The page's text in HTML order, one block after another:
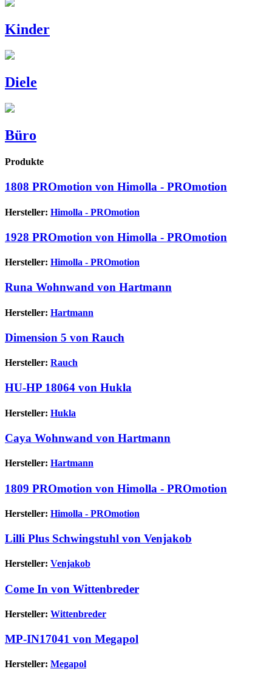
Kinder
Diele
Büro
Produkte
1808 PROmotion von Himolla - PROmotion
Hersteller: Himolla - PROmotion
1928 PROmotion von Himolla - PROmotion
Hersteller: Himolla - PROmotion
Runa Wohnwand von Hartmann
Hersteller: Hartmann
Dimension 5 von Rauch
Hersteller: Rauch
HU-HP 18064 von Hukla
Hersteller: Hukla
Caya Wohnwand von Hartmann
Hersteller: Hartmann
1809 PROmotion von Himolla - PROmotion
Hersteller: Himolla - PROmotion
Lilli Plus Schwingstuhl von Venjakob
Hersteller: Venjakob
Come In von Wittenbreder
Hersteller: Wittenbreder
MP-IN17041 von Megapol
Hersteller: Megapol